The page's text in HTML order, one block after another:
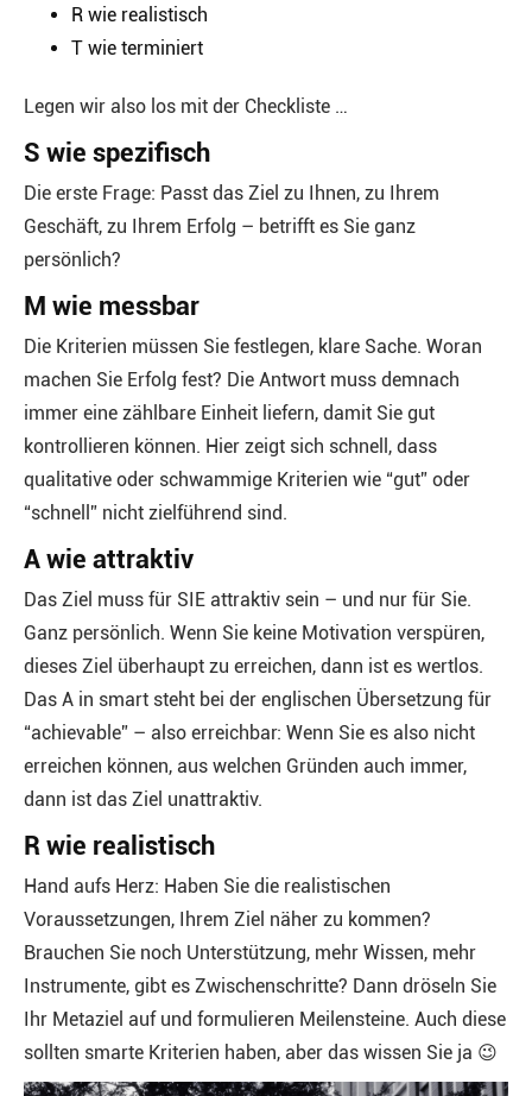
R wie realistisch
T wie terminiert
Legen wir also los mit der Checkliste …
S wie spezifisch
Die erste Frage: Passt das Ziel zu Ihnen, zu Ihrem
Geschäft, zu Ihrem Erfolg – betrifft es Sie ganz
persönlich?
M wie messbar
Die Kriterien müssen Sie festlegen, klare Sache. Woran
machen Sie Erfolg fest? Die Antwort muss demnach
immer eine zählbare Einheit liefern, damit Sie gut
kontrollieren können. Hier zeigt sich schnell, dass
qualitative oder schwammige Kriterien wie “gut” oder
“schnell” nicht zielführend sind.
A wie attraktiv
Das Ziel muss für SIE attraktiv sein – und nur für Sie.
Ganz persönlich. Wenn Sie keine Motivation verspüren,
dieses Ziel überhaupt zu erreichen, dann ist es wertlos.
Das A in smart steht bei der englischen Übersetzung für
“achievable” – also erreichbar: Wenn Sie es also nicht
erreichen können, aus welchen Gründen auch immer,
dann ist das Ziel unattraktiv.
R wie realistisch
Hand aufs Herz: Haben Sie die realistischen
Voraussetzungen, Ihrem Ziel näher zu kommen?
Brauchen Sie noch Unterstützung, mehr Wissen, mehr
Instrumente, gibt es Zwischenschritte? Dann dröseln Sie
Ihr Metaziel auf und formulieren Meilensteine. Auch diese
sollten smarte Kriterien haben, aber das wissen Sie ja 😉